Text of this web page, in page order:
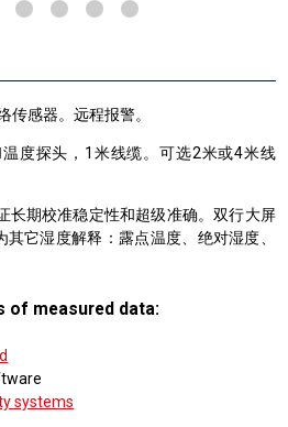
传感器。远程报警。
度探头，1米线缆。可选2米或4米线
长期校准稳定性和超级准确。双行大屏
它湿度解释：露点温度、绝对湿度、
of measured data:
systems